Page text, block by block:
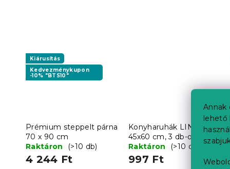
Annak
lehető
Kiárusítás
Kedvezménykupon
-10% "BTS10"
Prémium steppelt párna
70 x 90 cm
Raktáron
(>10 db)
4 244 Ft
Konyharuhák LINEA
45x60 cm, 3 db-os
készlet - több
változatban
Raktáron (>10 db)
997 Ft